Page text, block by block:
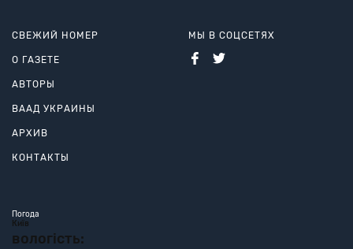
СВЕЖИЙ НОМЕР
О ГАЗЕТЕ
АВТОРЫ
ВААД УКРАИНЫ
АРХИВ
КОНТАКТЫ
МЫ В СОЦСЕТЯХ
Погода
Київ
вологість: